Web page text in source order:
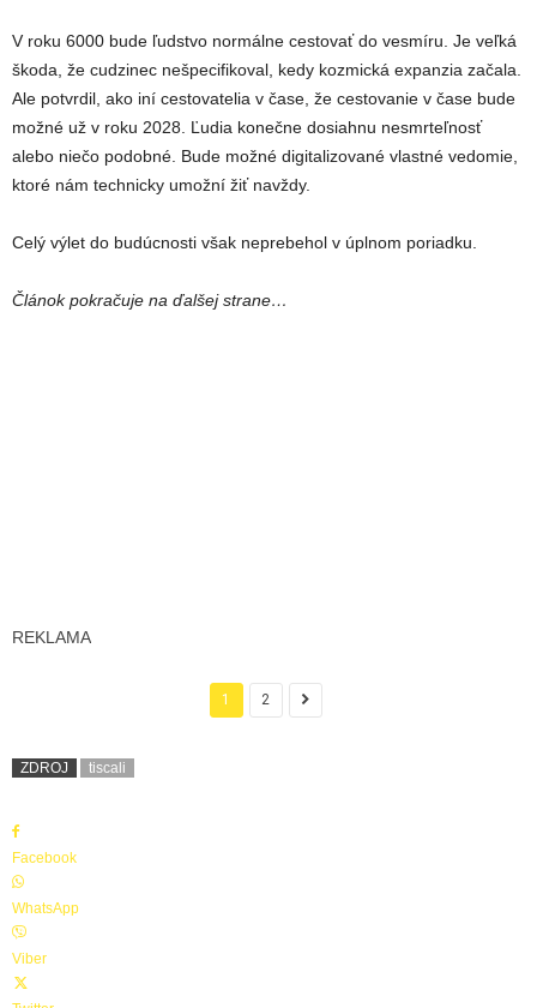
V roku 6000 bude ľudstvo normálne cestovať do vesmíru. Je veľká
škoda, že cudzinec nešpecifikoval, kedy kozmická expanzia začala.
Ale potvrdil, ako iní cestovatelia v čase, že cestovanie v čase bude
možné už v roku 2028. Ľudia konečne dosiahnu nesmrteľnosť
alebo niečo podobné. Bude možné digitalizované vlastné vedomie,
ktoré nám technicky umožní žiť navždy.
Celý výlet do budúcnosti však neprebehol v úplnom poriadku.
Článok pokračuje na ďalšej strane…
REKLAMA
1 2
ZDROJ tiscali
Facebook
WhatsApp
Viber